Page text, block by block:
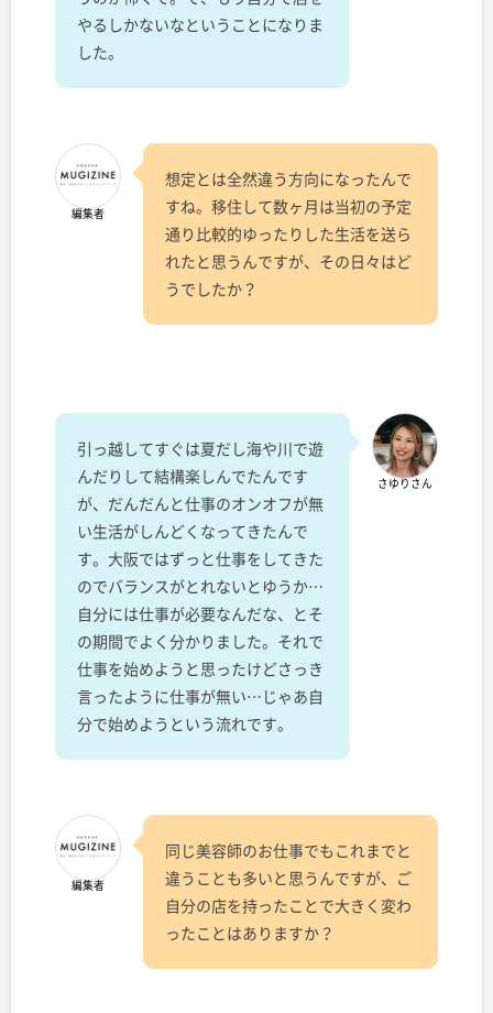
やるしかないなということになりま
した。
編集者
想定とは全然違う方向になったんで
すね。移住して数ヶ月は当初の予定
通り比較的ゆったりした生活を送ら
れたと思うんですが、その日々はど
うでしたか？
さゆりさん
引っ越してすぐは夏だし海や川で遊
んだりして結構楽しんでたんです
が、だんだんと仕事のオンオフが無
い生活がしんどくなってきたんで
す。大阪ではずっと仕事をしてきた
のでバランスがとれないとゆうか…
自分には仕事が必要なんだな、とそ
の期間でよく分かりました。それで
仕事を始めようと思ったけどさっき
言ったように仕事が無い…じゃあ自
分で始めようという流れです。
編集者
同じ美容師のお仕事でもこれまでと
違うことも多いと思うんですが、ご
自分の店を持ったことで大きく変わ
ったことはありますか？